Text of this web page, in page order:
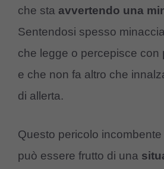
che sta avvertendo una
Sentendosi spesso
che legge o percepisce con
e che non fa altro che
di allerta.
Questo pericolo
può essere frutto di una